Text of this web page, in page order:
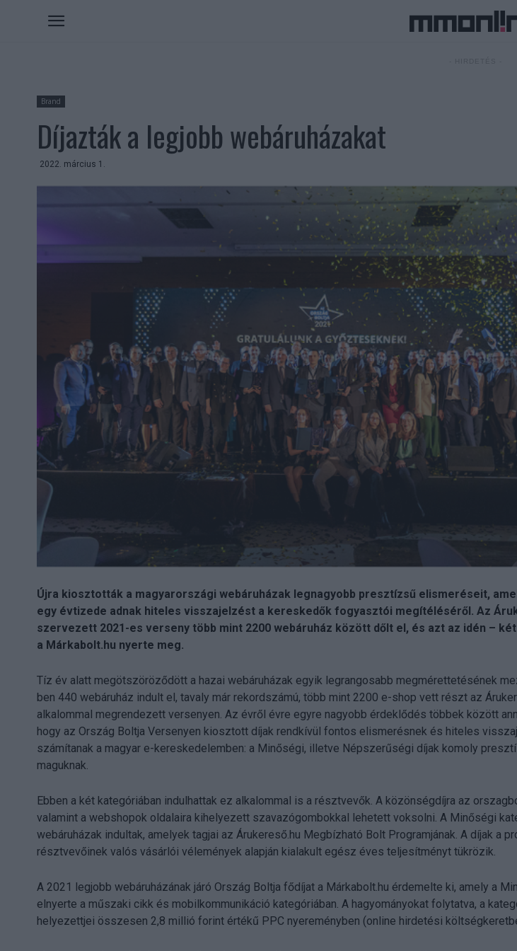
Brand
Díjazták a legjobb webáruházakat
2022. március 1.
Újra kiosztották a magyarországi webáruházak legnagyobb presztízsű elismeréseit,
egy évtizede adnak hiteles visszajelzést a kereskedők fogyasztói megítéléséről. Az
szervezett 2021-es verseny több mint 2200 webáruház között dőlt el, és azt az idén –
a Márkabolt.hu nyerte meg.
Tíz év alatt megötszöröződött a hazai webáruházak egyik legrangosabb megmérettetésének
ben 440 webáruház indult el, tavaly már rekordszámú, több mint 2200 e-shop vett részt az
alkalommal megrendezett versenyen. Az évről évre egyre nagyobb érdeklődés többek között
hogy az Ország Boltja Versenyen kiosztott díjak rendkívül fontos elismerésnek és hiteles
számítanak a magyar e-kereskedelemben: a Minőségi, illetve Népszerűségi díjak komoly
maguknak.
Ebben a két kategóriában indulhattak ez alkalommal is a résztvevők. A közönségdíjra az
valamint a webshopok oldalaira kihelyezett szavazógombokkal lehetett voksolni. A Minőségi
webáruházak indultak, amelyek tagjai az Árukereső.hu Megbízható Bolt Programjának. A díjak a
résztvevőinek valós vásárlói vélemények alapján kialakult egész éves teljesítményt tükrözik.
A 2021 legjobb webáruházának járó Ország Boltja fődíjat a Márkabolt.hu érdemelte ki, amely a
elnyerte a műszaki cikk és mobilkommunikáció kategóriában. A hagyományokat folytatva, a
helyezettjei összesen 2,8 millió forint értékű PPC nyereményben (online hirdetési